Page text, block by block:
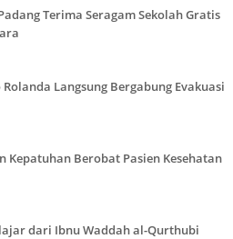
Terima Seragam Sekolah Gratis
Langsung Bergabung Evakuasi
Kepatuhan Berobat Pasien Kesehatan
dari Ibnu Waddah al-Qurthubi